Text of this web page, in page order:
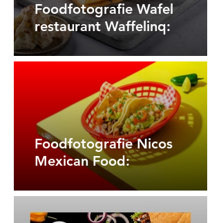
Foodfotografie Wafel
restaurant Waffelinq:
Foodfotografie Nicos
Mexican Food: